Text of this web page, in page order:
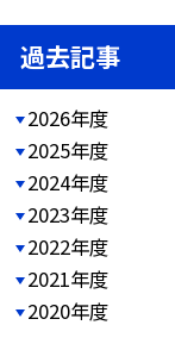
過去記事
2026年度
2025年度
2024年度
2023年度
2022年度
2021年度
2020年度